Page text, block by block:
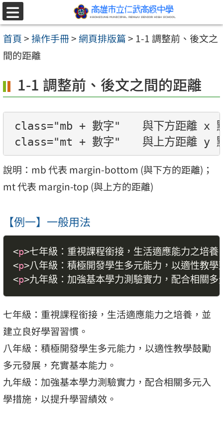
跳至主要內容區
選
單
首頁>操作手冊> 網頁排版篇> 1-1 調整前、後文之
間的距離
1-1 調整前、後文之間的距離
class="mb + 數字"　　與下方距離
說明：mb 代表 margin-bottom (與下方的距離)；
mt 代表 margin-top (與上方的距離)
【例一】一般用法
<p>七年級：重視課程銜接，生活適應能力之培
<p>八年級：積極開發學生多元能力，以適性教
<p>九年級：加強基本學力測驗實力，配合相關
七年級：重視課程銜接，生活適應能力之培養，並
建立良好學習習慣。
八年級：積極開發學生多元能力，以適性教學鼓勵
多元發展，充實基本能力。
九年級：加強基本學力測驗實力，配合相關多元入
學措施，以提升學習績效。